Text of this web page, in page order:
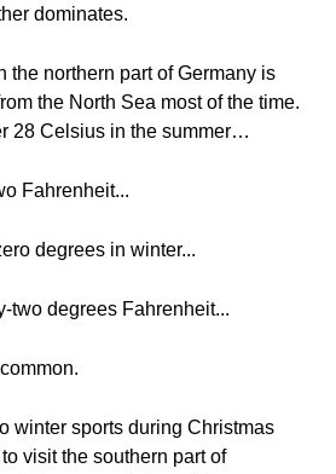
dominates.
the northern part of Germany is
the North Sea most of the time.
28 Celsius in the summer…
Fahrenheit...
degrees in winter...
degrees Fahrenheit...
winter sports during Christmas
visit the southern part of